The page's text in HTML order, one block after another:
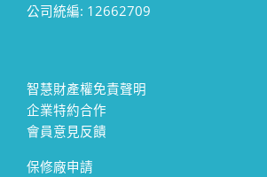
公司統編: 12662709
智慧財產權免責聲明
企業特約合作
會員意見反饋
保修廠申請